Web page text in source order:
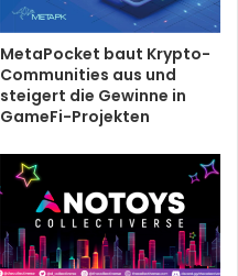
MetaPocket baut Krypto-
Communities aus und
steigert die Gewinne in
GameFi-Projekten